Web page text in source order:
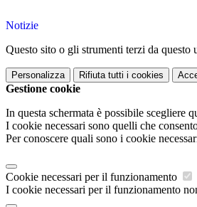
Notizie
Questo sito o gli strumenti terzi da
Personalizza Rifiuta tutti i cookies
Gestione cookie
In questa schermata è possibile scegliere
I cookie necessari sono quelli che
Per conoscere quali sono i cookie
Cookie necessari per il funzionamento
I cookie necessari per il funzionamento